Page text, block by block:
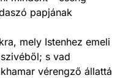
papjának
mely Istenhez emeli
s vad
vérengző állattá